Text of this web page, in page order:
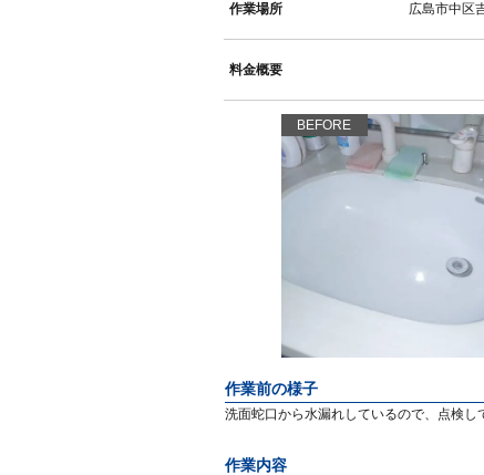
作業場所 広島市中区
料金概要
BEFORE
作業前の様子
洗面蛇口から水漏れしているので、点検し
作業内容